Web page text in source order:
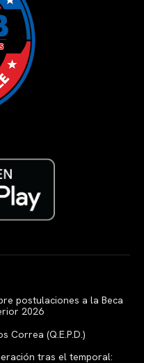
postulaciones a la Beca
2026
Correa (Q.E.P.D.)
tras el temporal: